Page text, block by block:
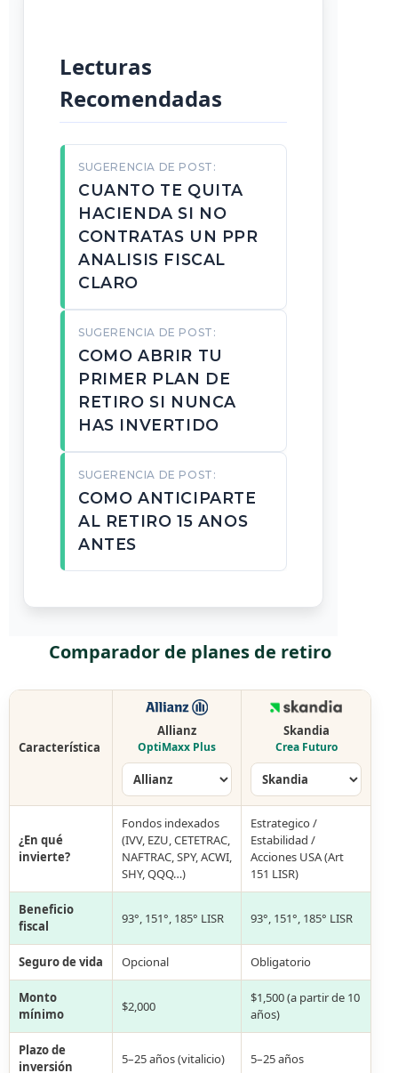
Lecturas
Recomendadas
SUGERENCIA DE POST:
CUANTO TE QUITA
HACIENDA SI NO
CONTRATAS UN PPR
ANALISIS FISCAL
CLARO
SUGERENCIA DE POST:
COMO ABRIR TU
PRIMER PLAN DE
RETIRO SI NUNCA
HAS INVERTIDO
SUGERENCIA DE POST:
COMO ANTICIPARTE
AL RETIRO 15 ANOS
ANTES
Comparador de planes de retiro
Característica
Allianz
OptiMaxx Plus
Skandia
Crea Futuro
¿En qué
invierte?
Fondos indexados
(IVV, EZU, CETETRAC,
NAFTRAC, SPY, ACWI,
SHY, QQQ…)
Estrategico /
Estabilidad /
Acciones USA (Art
151 LISR)
Beneficio
fiscal
93°, 151°, 185° LISR 93°, 151°, 185° LISR
Seguro de vida Opcional Obligatorio
Monto
mínimo
$2,000
$1,500 (a partir de 10
años)
Plazo de
inversión
5–25 años (vitalicio) 5–25 años